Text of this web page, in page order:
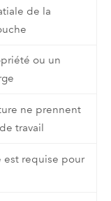
de la
ou un
ne prennent
travail
est requise pour